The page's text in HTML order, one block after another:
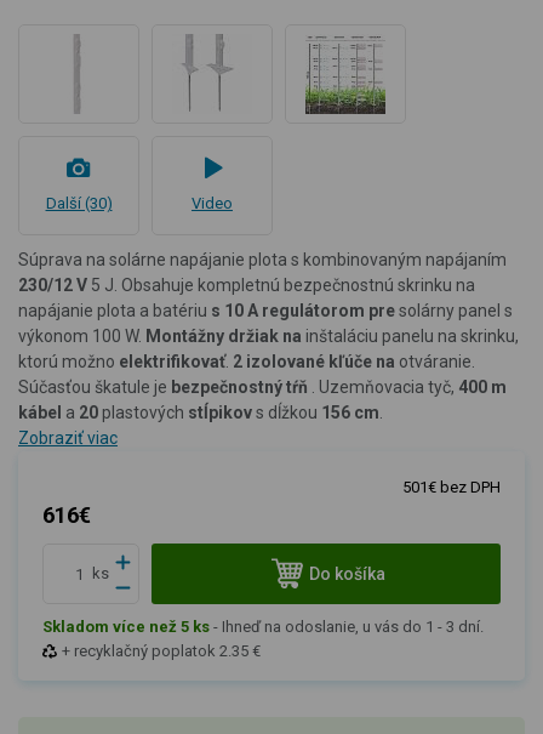
Další (30) Video
Súprava na solárne napájanie plota s kombinovaným napájaním
230/12 V 5 J. Obsahuje kompletnú bezpečnostnú skrinku na
napájanie plota a batériu s 10 A regulátorom presolárny panel s
výkonom 100 W. Montážny držiak na inštaláciu panelu na skrinku,
ktorú možno elektrifikovať. 2 izolované kľúče na otváranie.
Súčasťou škatule je bezpečnostný tŕň . Uzemňovacia tyč, 400 m
kábel a 20 plastových stĺpikovs dĺžkou 156 cm
Zobraziť viac
616€
501€ bez DPH
ks Do košíka
+ recyklačný poplatok 2.35 €
Skladom více než 5 ks - Ihneď na odoslanie, u vás do 1 - 3 dní.